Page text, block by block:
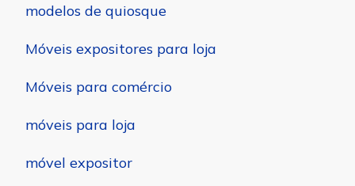
modelos de quiosque
Móveis expositores para loja
Móveis para comércio
móveis para loja
móvel expositor